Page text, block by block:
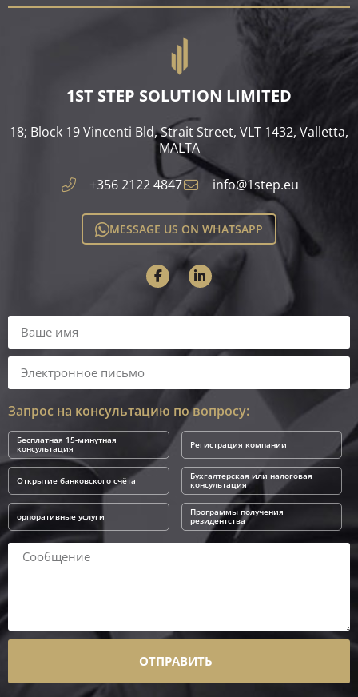
1ST STEP SOLUTION LIMITED
18; Block 19 Vincenti Bld, Strait Street, VLT 1432, Valletta,
MALTA​
+356 2122 4847 info@1step.eu
MESSAGE US ON WHATSAPP
Запрос на консультацию по вопросу:
Бесплатная 15-минутная
консультация Регистрация компании
Открытие банковского счёта Бухгалтерская или налоговая
консультация
орпоративные услуги Программы получения
резидентства
ОТПРАВИТЬ